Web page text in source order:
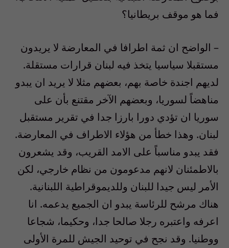
فما هو موقف بريطانيا؟
– الواضح ان ثمة اطرافا في المعارضة لا يريدون
مستقبلا سياسيا يتخذ فيه لبنان قرارات مستقلة.
لديهم اجندة خاصة بهم، بعضهم مثلا لا يريد ان يبدو
مناهضاً لسوريا، وبعضهم الآخر مقتنع بأن على
سوريا ان تؤدي دورا بارزا جدا في تقرير مستقبل
لبنان. وهذا خطأ من هؤلاء الاطراف في المعارضة.
فقد يبدو مناسباً على الامد القريب، وقد يشعرون
بالاطمئنان لانهم مدعومون من نظام خارجي، لكن
الأمر ليس جيدا للبنان وللديموقراطية اللبنانية.
هناك مرشح للرئاسة يبدو ان الجميع يدعمه. انا
اعرفه واعتبره رجلا صالحا جدا، وحكيما، شجاعا
ووطنيا. وقد نجح في توحيد الجيش للمرة الأولى